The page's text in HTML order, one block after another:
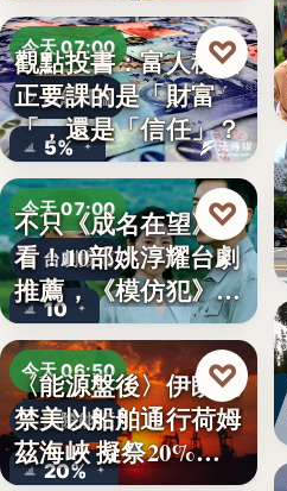
今天 07:00
財經評論
5%
觀點投書：富人稅真
正要課的是「財富
「，還是「信任」？
♡
今天 07:00
台劇推薦
10
不只《成名在望》好
看！10部姚淳耀台劇
推薦，《模仿犯》
變…
♡
今天 06:50
國際能源
20%
〈能源盤後〉伊朗擬
禁美以船舶通行荷姆
茲海峽 擬祭20%
♡